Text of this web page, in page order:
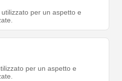
per un aspetto e
per un aspetto e